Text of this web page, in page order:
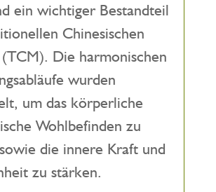
ein wichtiger Bestandteil
Chinesischen
Die harmonischen
wurden
um das körperliche
Wohlbefinden zu
die innere Kraft und
zu stärken.